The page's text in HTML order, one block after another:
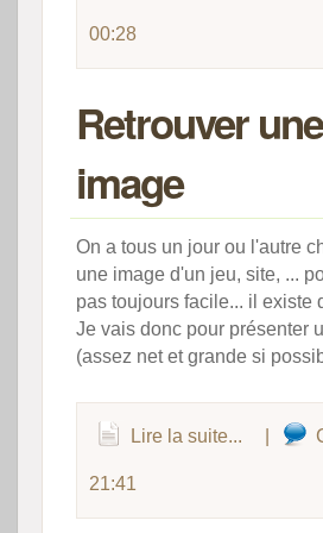
00:28
Retrouver
image
On a tous un jour ou l'autre
une image d'un jeu, site, ...
pas toujours facile... il existe
Je vais donc pour présenter
(assez net et grande si
Lire la suite...
21:41